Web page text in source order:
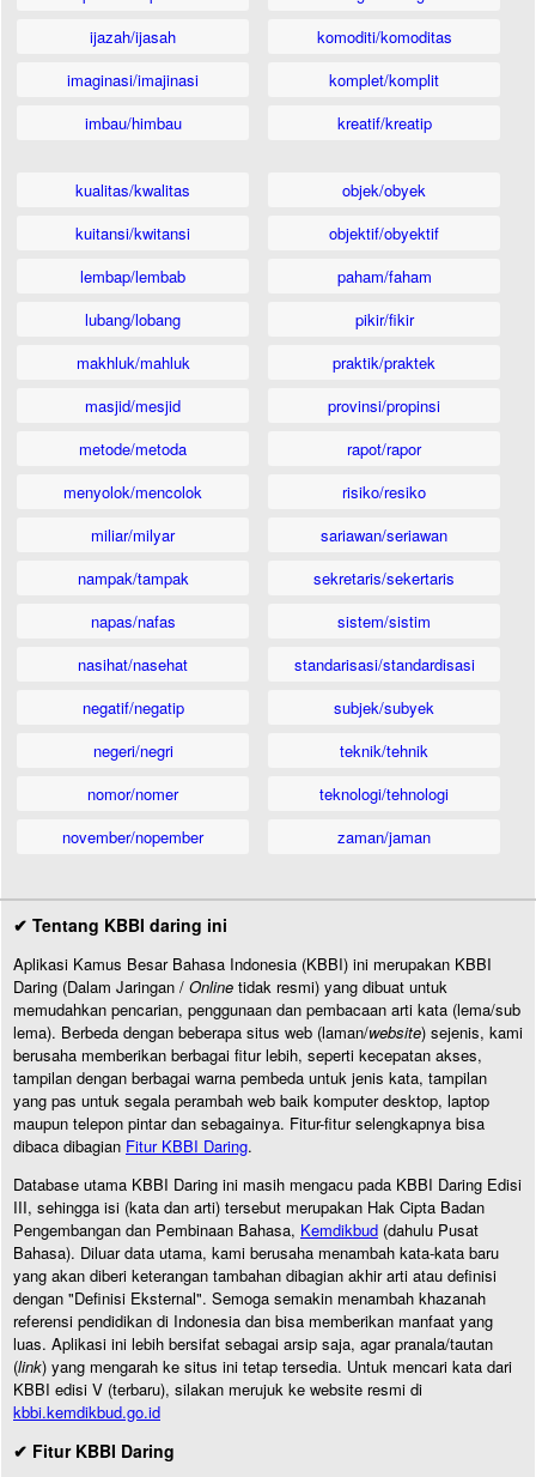
ijazah/ijasah
imaginasi/imajinasi
imbau/himbau
komoditi/komoditas
komplet/komplit
kreatif/kreatip
kualitas/kwalitas
kuitansi/kwitansi
lembap/lembab
lubang/lobang
makhluk/mahluk
masjid/mesjid
metode/metoda
menyolok/mencolok
miliar/milyar
nampak/tampak
napas/nafas
nasihat/nasehat
negatif/negatip
negeri/negri
nomor/nomer
november/nopember
objek/obyek
objektif/obyektif
paham/faham
pikir/fikir
praktik/praktek
provinsi/propinsi
rapot/rapor
risiko/resiko
sariawan/seriawan
sekretaris/sekertaris
sistem/sistim
standarisasi/standardisasi
subjek/subyek
teknik/tehnik
teknologi/tehnologi
zaman/jaman
✔ Tentang KBBI daring ini
Aplikasi Kamus Besar Bahasa Indonesia (KBBI) ini merupakan KBBI
Daring (Dalam Jaringan / Online tidak resmi) yang dibuat untuk
memudahkan pencarian, penggunaan dan pembacaan arti kata (lema/sub
lema). Berbeda dengan beberapa situs web (laman/website) sejenis, kami
berusaha memberikan berbagai fitur lebih, seperti kecepatan akses,
tampilan dengan berbagai warna pembeda untuk jenis kata, tampilan
yang pas untuk segala perambah web baik komputer desktop, laptop
maupun telepon pintar dan sebagainya. Fitur-fitur selengkapnya bisa
dibaca dibagian Fitur KBBI Daring.
Database utama KBBI Daring ini masih mengacu pada KBBI Daring Edisi
III, sehingga isi (kata dan arti) tersebut merupakan Hak Cipta Badan
Pengembangan dan Pembinaan Bahasa, Kemdikbud (dahulu Pusat
Bahasa). Diluar data utama, kami berusaha menambah kata-kata baru
yang akan diberi keterangan tambahan dibagian akhir arti atau definisi
dengan "Definisi Eksternal". Semoga semakin menambah khazanah
referensi pendidikan di Indonesia dan bisa memberikan manfaat yang
luas. Aplikasi ini lebih bersifat sebagai arsip saja, agar pranala/tautan
(link) yang mengarah ke situs ini tetap tersedia. Untuk mencari kata dari
KBBI edisi V (terbaru), silakan merujuk ke website resmi di
kbbi.kemdikbud.go.id
✔ Fitur KBBI Daring